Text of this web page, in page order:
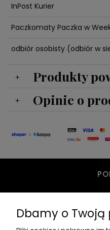
InPost Kurier
Paczkomaty Paczka w
odbiór osobisty (odbiór w
Produkty
Opinie o
Dbamy o